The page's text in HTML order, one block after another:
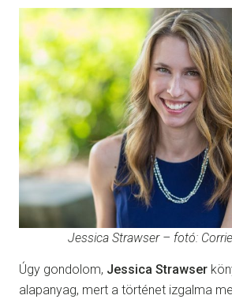
Jessica Strawser – fotó:
Úgy gondolom, Jessica Strawser
alapanyag, mert a történet izgalma